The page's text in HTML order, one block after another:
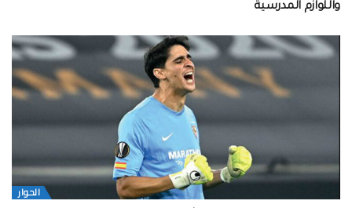
واللوازم المدرسية
الحوار